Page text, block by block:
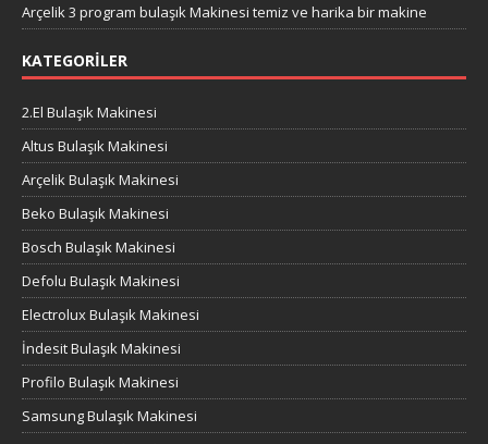
Arçelik 3 program bulaşık Makinesi temiz ve harika bir makine
KATEGORILER
2.El Bulaşık Makinesi
Altus Bulaşık Makinesi
Arçelik Bulaşık Makinesi
Beko Bulaşık Makinesi
Bosch Bulaşık Makinesi
Defolu Bulaşık Makinesi
Electrolux Bulaşık Makinesi
İndesit Bulaşık Makinesi
Profilo Bulaşık Makinesi
Samsung Bulaşık Makinesi